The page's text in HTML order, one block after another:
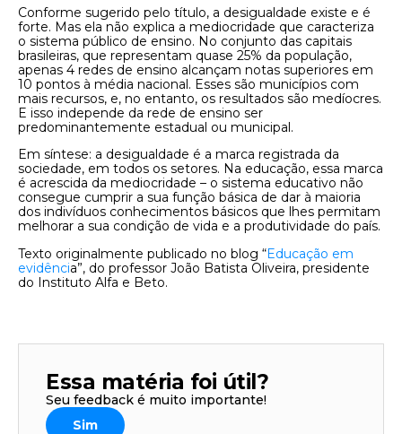
Conforme sugerido pelo título, a desigualdade existe e é
forte. Mas ela não explica a mediocridade que caracteriza
o sistema público de ensino. No conjunto das capitais
brasileiras, que representam quase 25% da população,
apenas 4 redes de ensino alcançam notas superiores em
10 pontos à média nacional. Esses são municípios com
mais recursos, e, no entanto, os resultados são medíocres.
E isso independe da rede de ensino ser
predominantemente estadual ou municipal.
Em síntese: a desigualdade é a marca registrada da
sociedade, em todos os setores. Na educação, essa marca
é acrescida da mediocridade – o sistema educativo não
consegue cumprir a sua função básica de dar à maioria
dos indivíduos conhecimentos básicos que lhes permitam
melhorar a sua condição de vida e a produtividade do país.
Texto originalmente publicado no blog “Educação em
evidência”, do professor João Batista Oliveira, presidente
do Instituto Alfa e Beto.
Essa matéria foi útil?
Seu feedback é muito importante!
Sim